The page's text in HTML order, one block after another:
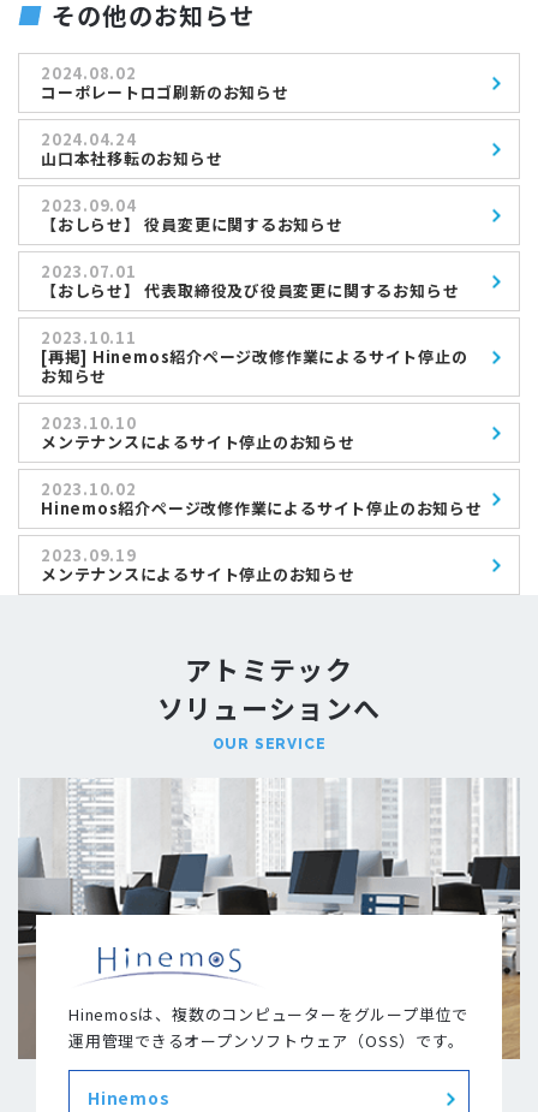
その他のお知らせ
2024.08.02
コーポレートロゴ刷新のお知らせ
2024.04.24
山口本社移転のお知らせ
2023.09.04
【おしらせ】 役員変更に関するお知らせ
2023.07.01
【おしらせ】 代表取締役及び役員変更に関するお知らせ
2023.10.11
[再掲] Hinemos紹介ページ改修作業によるサイト停止の
お知らせ
2023.10.10
メンテナンスによるサイト停止のお知らせ
2023.10.02
Hinemos紹介ページ改修作業によるサイト停止のお知らせ
2023.09.19
メンテナンスによるサイト停止のお知らせ
アトミテック
ソリューションへ
OUR SERVICE
Hinemosは、複数のコンピューターをグループ単位で
運用管理できるオープンソフトウェア（OSS）です。
Hinemos